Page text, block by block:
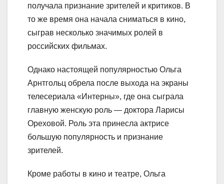
получала признание зрителей и критиков. В
то же время она начала сниматься в кино,
сыграв несколько значимых ролей в
российских фильмах.
Однако настоящей популярностью Ольга
Арнтгольц обрела после выхода на экраны
телесериала «Интерны», где она сыграла
главную женскую роль — доктора Ларисы
Ореховой. Роль эта принесла актрисе
большую популярность и признание
зрителей.
Кроме работы в кино и театре, Ольга